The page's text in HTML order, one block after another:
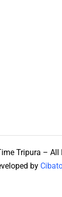
Tripura – All
by